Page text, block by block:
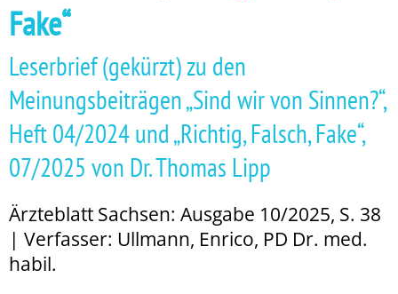
Fake“
Leserbrief (gekürzt) zu den
Meinungsbeiträgen „Sind wir von Sinnen?“,
Heft 04/2024 und „Richtig, Falsch, Fake“,
07/2025 von Dr. Thomas Lipp
Ärzteblatt Sachsen: Ausgabe 10/2025, S. 38
| Verfasser: Ullmann, Enrico, PD Dr. med.
habil.